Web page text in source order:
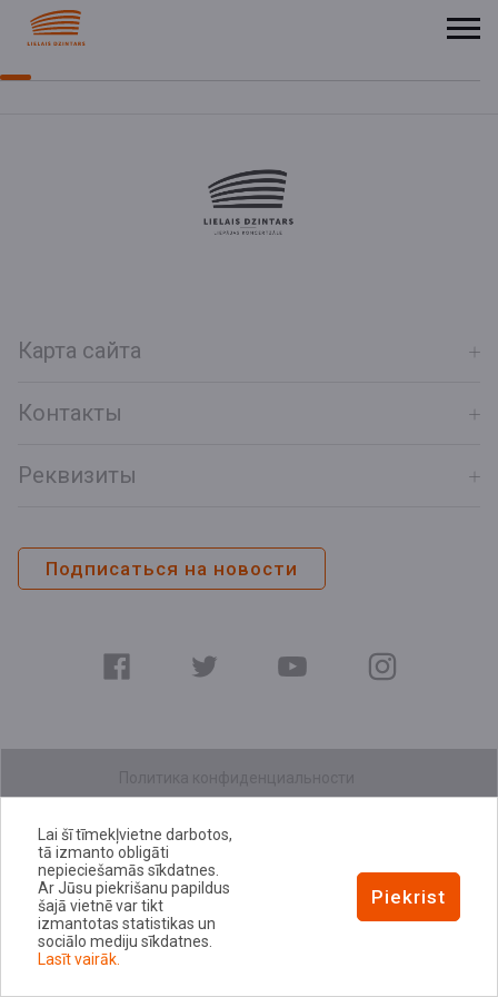
Карта сайта
Контакты
Реквизиты
Подписаться на новости
Lai šī tīmekļvietne darbotos,
tā izmanto obligāti
nepieciešamās sīkdatnes.
Ar Jūsu piekrišanu papildus
šajā vietnē var tikt
izmantotas statistikas un
sociālo mediju sīkdatnes.
Lasīt vairāk.
Piekrist